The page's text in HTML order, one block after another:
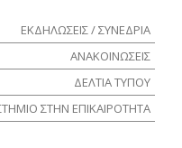
ΕΚΔΗΛΩΣΕΙΣ / ΣΥΝΕΔΡΙΑ
ΑΝΑΚΟΙΝΩΣΕΙΣ
ΔΕΛΤΙΑ ΤΥΠΟΥ
ΣΤΗΝ ΕΠΙΚΑΙΡΟΤΗΤΑ